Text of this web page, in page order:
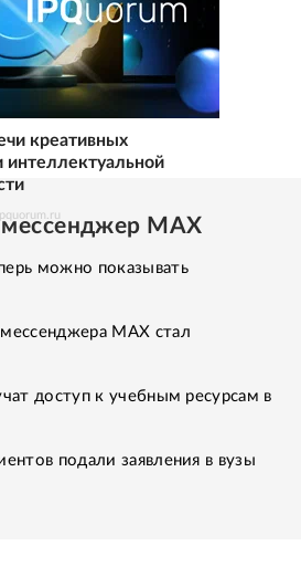
креативных
интеллектуальной
MAX
можно показывать
MAX стал
доступ к учебным ресурсам в
подали заявления в вузы